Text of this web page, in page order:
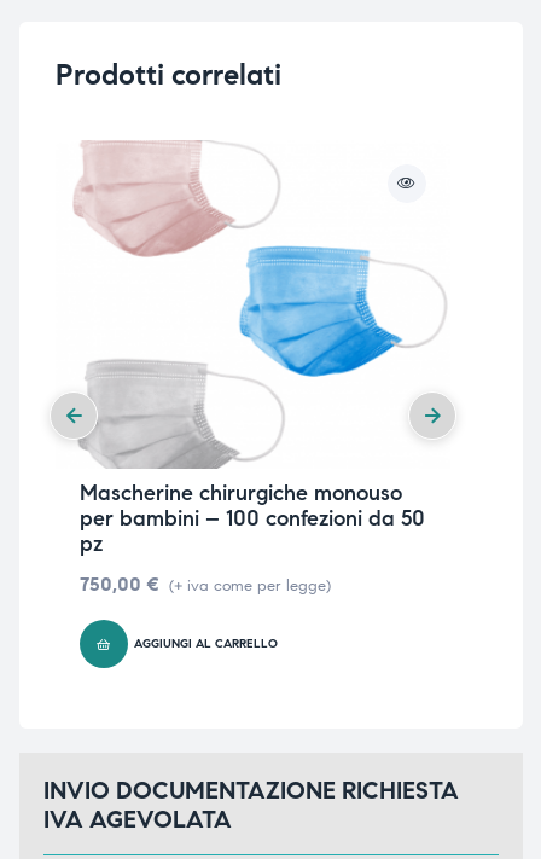
Prodotti correlati
Mascherine chirurgiche monouso
per bambini – 100 confezioni da 50
pz
750,00 € (+ iva come per legge)
AGGIUNGI AL CARRELLO
INVIO DOCUMENTAZIONE RICHIESTA
IVA AGEVOLATA